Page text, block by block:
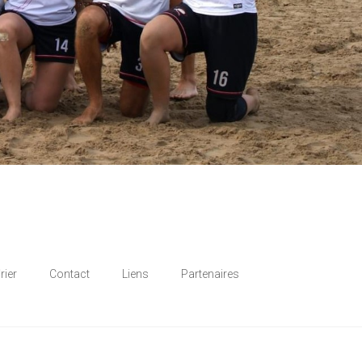
Contact Liens Partenaires